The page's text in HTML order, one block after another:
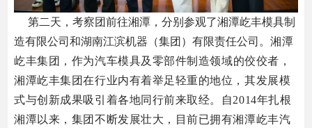
第二天，考察团前往湘潭，分别参观了湘潭屹丰模具制
造有限公司和湖南江滨机器（集团）有限责任公司。湘潭
屹丰集团， 作为汽车模具及零部件制造领域的佼佼者，
湘潭屹丰集团在行业内有着举足轻重的地位，其发展模
式与创新成果吸引着各地同行前来取经。
自2014年扎根
湘潭以来，集团不断发展壮大，目前已拥有湘潭屹丰汽